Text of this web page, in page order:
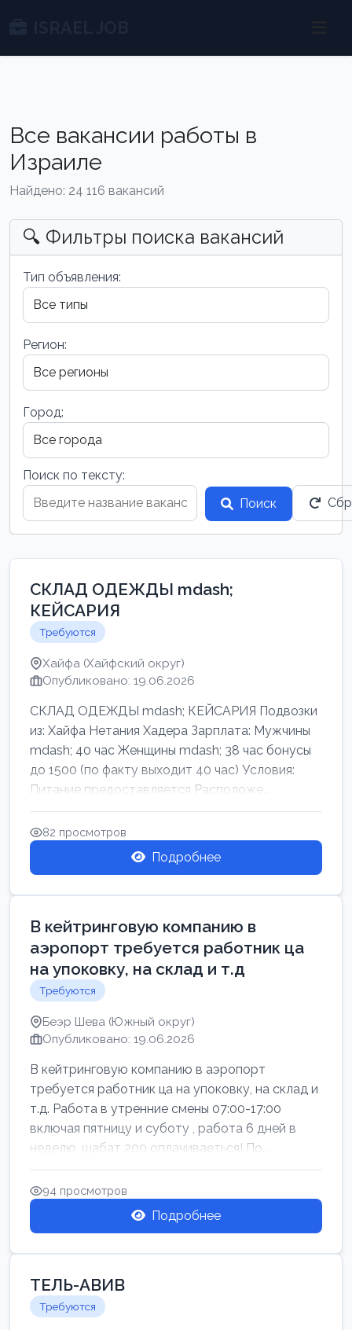
Все вакансии работы в
Израиле
Найдено: 24 116 вакансий
🔍 Фильтры поиска вакансий
Тип объявления:
Регион:
Город:
Поиск по тексту:
Поиск
СКЛАД ОДЕЖДЫ mdash;
КЕЙСАРИЯ
Требуются
Хайфа (Хайфский округ)
Опубликовано: 19.06.2026
СКЛАД ОДЕЖДЫ mdash; КЕЙСАРИЯ Подвозки
из: Хайфа Нетания Хадера Зарплата: Мужчины
mdash; 40 час Женщины mdash; 38 час бонусы
до 1500 (по факту выходит 40 час) Условия:
Питание предоставляется Расположе...
82 просмотров
Подробнее
В кейтринговую компанию в
аэропорт требуется работник ца
на упоковку, на склад и т.д
Требуются
Беэр Шева (Южный округ)
Опубликовано: 19.06.2026
В кейтринговую компанию в аэропорт
требуется работник ца на упоковку, на склад и
т.д. Работа в утренние смены 07:00-17:00
включая пятницу и суботу , работа 6 дней в
неделю, шабат 200 оплачиваеться! По...
94 просмотров
Подробнее
ТЕЛЬ-АВИВ
Требуются